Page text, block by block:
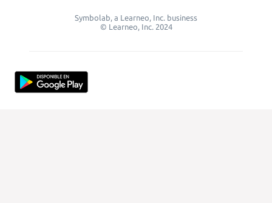
Symbolab, a Learneo, Inc. business
© Learneo, Inc. 2024